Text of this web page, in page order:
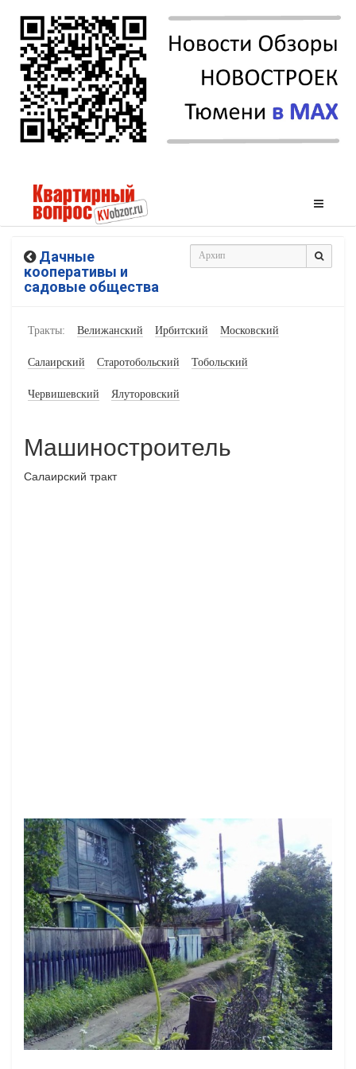
Дачные
кооперативы и
садовые общества
Тракты: Велижанский Ирбитский Московский
Салаирский Старотобольский Тобольский
Червишевский Ялуторовский
Машиностроитель
Салаирский тракт